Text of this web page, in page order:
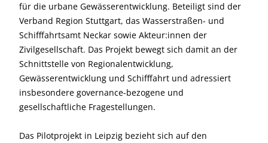
für die urbane Gewässerentwicklung. Beteiligt sind der
Verband Region Stuttgart, das Wasserstraßen- und
Schifffahrtsamt Neckar sowie Akteur:innen der
Zivilgesellschaft. Das Projekt bewegt sich damit an der
Schnittstelle von Regionalentwicklung,
Gewässerentwicklung und Schifffahrt und adressiert
insbesondere governance-bezogene und
gesellschaftliche Fragestellungen.
Das Pilotprojekt in Leipzig bezieht sich auf den